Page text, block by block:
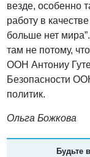
везде, особенно
работу в
больше нет
там не потому,
ООН Антониу
Безопасности
политик.
Ольга Божкова
Будьте